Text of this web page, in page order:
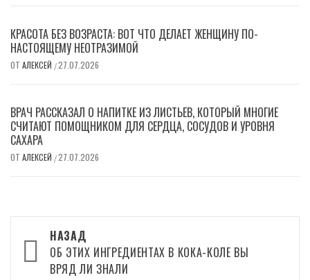
КРАСОТА БЕЗ ВОЗРАСТА: ВОТ ЧТО ДЕЛАЕТ ЖЕНЩИНУ ПО-
НАСТОЯЩЕМУ НЕОТРАЗИМОЙ
ОТ АЛЕКСЕЙ /27.07.2026
ВРАЧ РАССКАЗАЛ О НАПИТКЕ ИЗ ЛИСТЬЕВ, КОТОРЫЙ МНОГИЕ
СЧИТАЮТ ПОМОЩНИКОМ ДЛЯ СЕРДЦА, СОСУДОВ И УРОВНЯ
САХАРА
ОТ АЛЕКСЕЙ /27.07.2026
Навигация
записи
НАЗАД
ОБ ЭТИХ ИНГРЕДИЕНТАХ В КОКА-КОЛЕ ВЫ
ВРЯД ЛИ ЗНАЛИ